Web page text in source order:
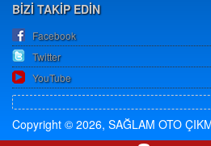
BİZİ TAKİP EDİN
Facebook
Twitter
YouTube
Copyright © 2026, SAĞLAM OTO